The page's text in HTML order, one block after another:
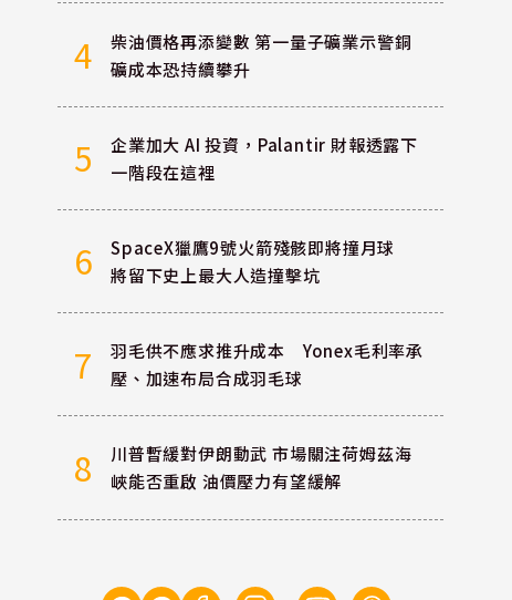
4
柴油價格再添變數 第一量子礦業示警銅
礦成本恐持續攀升
5
企業加大 AI 投資，Palantir 財報透露下
一階段在這裡
6
SpaceX獵鷹9號火箭殘骸即將撞月球
將留下史上最大人造撞擊坑
7
羽毛供不應求推升成本 Yonex毛利率承
壓、加速布局合成羽毛球
8
川普暫緩對伊朗動武 市場關注荷姆茲海
峽能否重啟 油價壓力有望緩解